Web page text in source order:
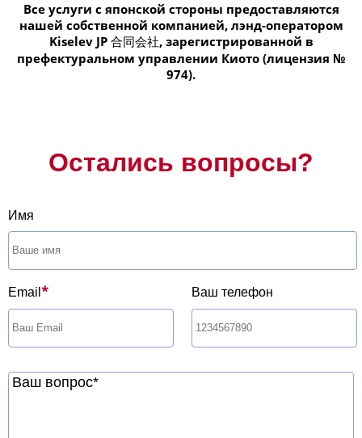
Все услуги с японской стороны предоставляются
нашей собственной компанией, лэнд-оператором
Kiselev JP 合同会社, зарегистрированной в
префектуральном управлении Киото (лицензия №
974).
Остались вопросы?
Имя
Email * Ваш телефон